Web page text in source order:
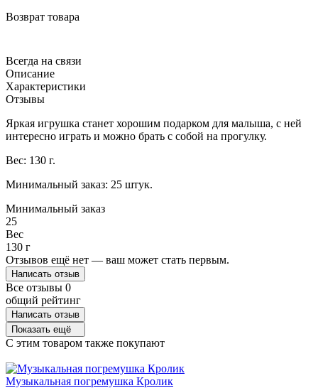
Возврат товара
Всегда на связи
Описание
Характеристики
Отзывы
Яркая игрушка станет хорошим подарком для малыша, с ней
интересно играть и можно брать с собой на прогулку.
Вес: 130 г.
Минимальный заказ: 25 штук.
Минимальный заказ
25
Вес
130 г
Отзывов ещё нет — ваш может стать первым.
Написать отзыв
Все отзывы 0
общий рейтинг
Написать отзыв
Показать ещё
C этим товаром также покупают
Музыкальная погремушка Кролик